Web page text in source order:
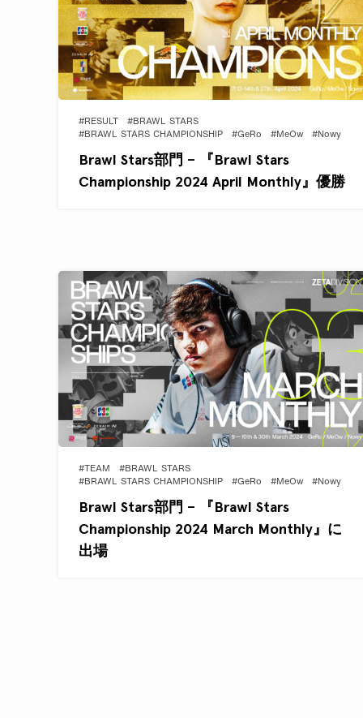
#RESULT
#BRAWL STARS
#BRAWL STARS CHAMPIONSHIP
#GeRo #MeOw #Nowy
Brawl Stars部門 – 『Brawl Stars
Championship 2024 April Monthly』優勝
#TEAM
#BRAWL STARS
#BRAWL STARS CHAMPIONSHIP
#GeRo #MeOw #Nowy
Brawl Stars部門 – 『Brawl Stars
Championship 2024 March Monthly』に
出場